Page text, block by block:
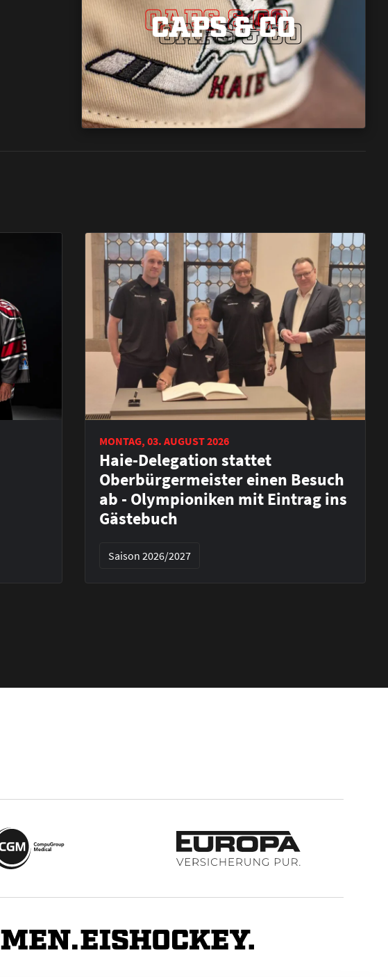
CAPS & CO
CAPS & CO
CAPS & CO
MONTAG, 03. AUGUST 2026
Haie-Delegation stattet
Oberbürgermeister einen Besuch
ab - Olympioniken mit Eintrag ins
Gästebuch
Saison 2026/2027